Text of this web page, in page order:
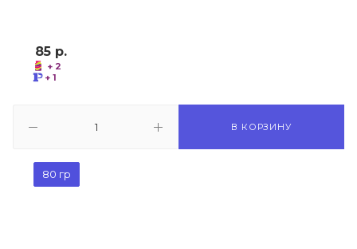
85 р.
+ 2
+ 1
В КОРЗИНУ
80 гр